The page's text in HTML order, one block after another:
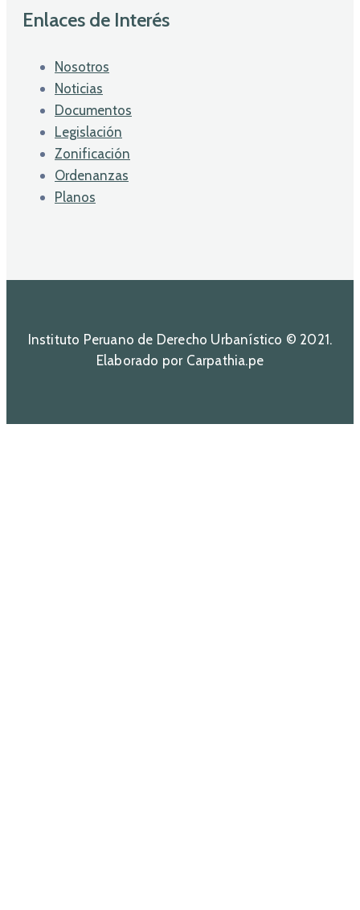
Enlaces de Interés
Nosotros
Noticias
Documentos
Legislación
Zonificación
Ordenanzas
Planos
Instituto Peruano de Derecho Urbanístico © 2021.
Elaborado por Carpathia.pe